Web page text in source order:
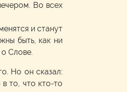
Во всех
и станут
быть, как ни
Слове.
Но он сказал:
то, что кто-то